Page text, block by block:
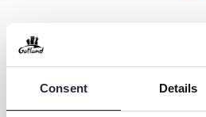
Consent Details
Kontakt & öppettider